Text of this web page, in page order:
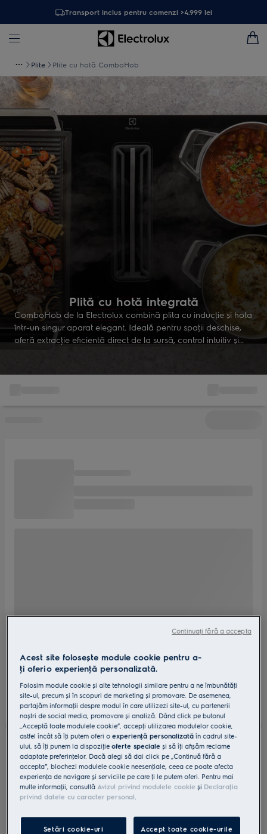
Transport inclus pentru comenzi >4.999 lei
Plite Plite cu hotă ComboHob
Plită cu hotă integrată
ComboHob de la Electrolux combină plita cu inducţie şi hota
într-un singur aparat elegant. Ideală pentru spaţii deschise,
oferă extracţie eficientă direct de la sursă, control intuitiv şi
Acest site folosește module cookie pentru a-
ţi oferi o experienţă personalizată.
Folosim module cookie și alte tehnologii similare pentru a ne îmbunătăţi
site-ul, precum și în scopuri de marketing și promovare. De asemenea,
partajăm informaţii despre modul în care utilizezi site-ul, cu partenerii
noștri de social media, promovare și analiză. Dând click pe butonul
„Acceptă toate modulele cookie”, accepţi utilizarea modulelor cookie,
astfel încât să îţi putem oferi oexperienţă personalizată în cadrul site-
ului, să îţi punem la dispoziţieoferte speciale și să îţi afișăm reclame
adaptate preferinţelor. Dacă alegi să dai click pe „Continuă fără a
accepta”, blochezi modulele cookie neesenţiale, ceea ce poate afecta
experienţa de navigare și serviciile pe care ţi le putem oferi. Pentru mai
multe informaţii, consultă Avizul privind modulele cookie și Declaraţia
privind datele cu caracter personal.
Setări cookie-uri Accept toate cookie-urile
Continuați fără a accepta